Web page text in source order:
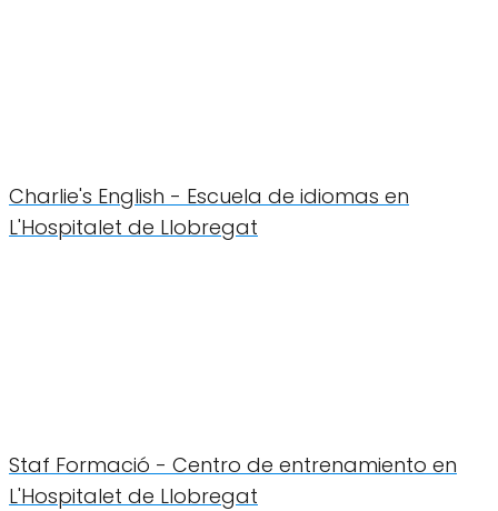
Charlie's English - Escuela de idiomas en
L'Hospitalet de Llobregat
Staf Formació - Centro de entrenamiento en
L'Hospitalet de Llobregat